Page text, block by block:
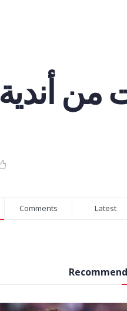
من أندية
Comments Latest